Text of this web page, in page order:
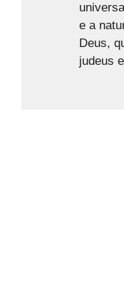
e a
Deus,
judeus